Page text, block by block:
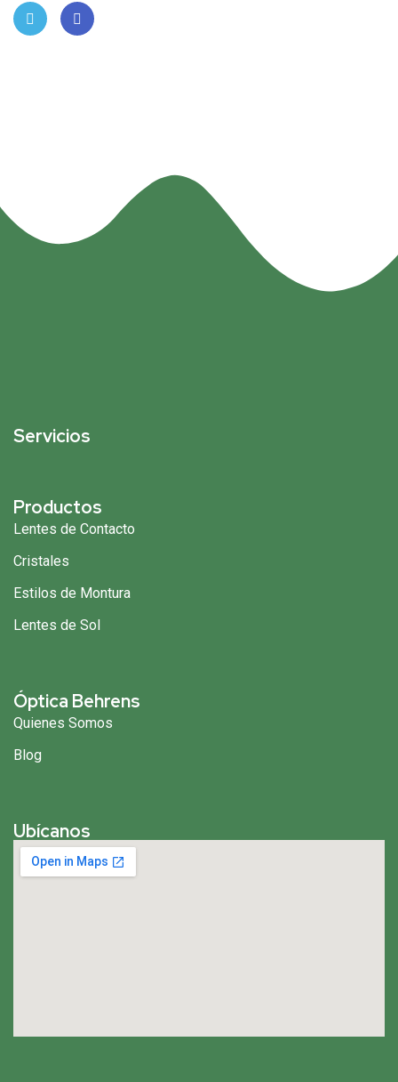
Servicios
Productos
Lentes de Contacto
Cristales
Estilos de Montura
Lentes de Sol
Óptica Behrens
Quienes Somos
Blog
Ubícanos